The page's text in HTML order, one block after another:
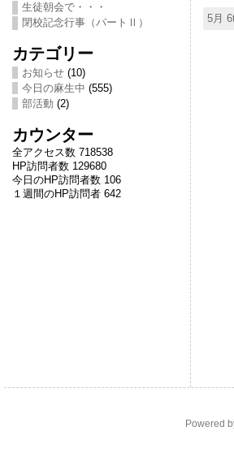
生徒朝会で・・・
閉校記念行事（パートⅡ）
カテゴリー
お知らせ(10)
今日の麻生中 (555)
部活動 (2)
カウンター
全アクセス数 718538
HP訪問者数 129680
今日のHP訪問者数 106
１週間のHP訪問者 642
5月
Powered